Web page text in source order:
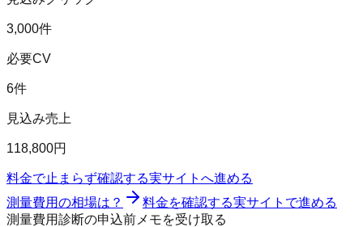
3,000件
必要CV
6件
見込み売上
118,800円
料金で止まらず確認する実サイトへ進める
測量費用の相場は？
料金を確認する実サイトで進める
測量費用診断の申込前メモを受け取る